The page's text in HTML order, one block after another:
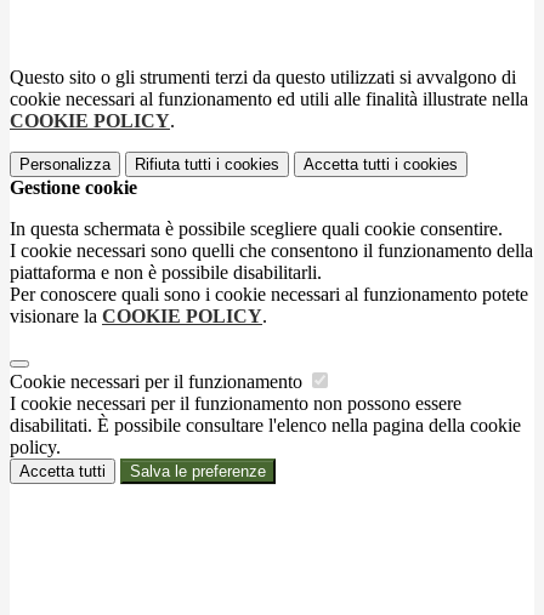
Questo sito o gli strumenti terzi da questo utilizzati si avvalgono di
cookie necessari al funzionamento ed utili alle finalità illustrate nella
COOKIE POLICY.
Personalizza Rifiuta tutti i cookies Accetta tutti i cookies
Gestione cookie
In questa schermata è possibile scegliere quali cookie consentire.
I cookie necessari sono quelli che consentono il funzionamento della
piattaforma e non è possibile disabilitarli.
Per conoscere quali sono i cookie necessari al funzionamento potete
visionare la COOKIE POLICY.
Cookie necessari per il funzionamento
I cookie necessari per il funzionamento non possono essere
disabilitati. È possibile consultare l'elenco nella pagina della cookie
policy.
Accetta tutti Salva le preferenze